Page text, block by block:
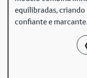
equilibradas,
confiante e marcante.